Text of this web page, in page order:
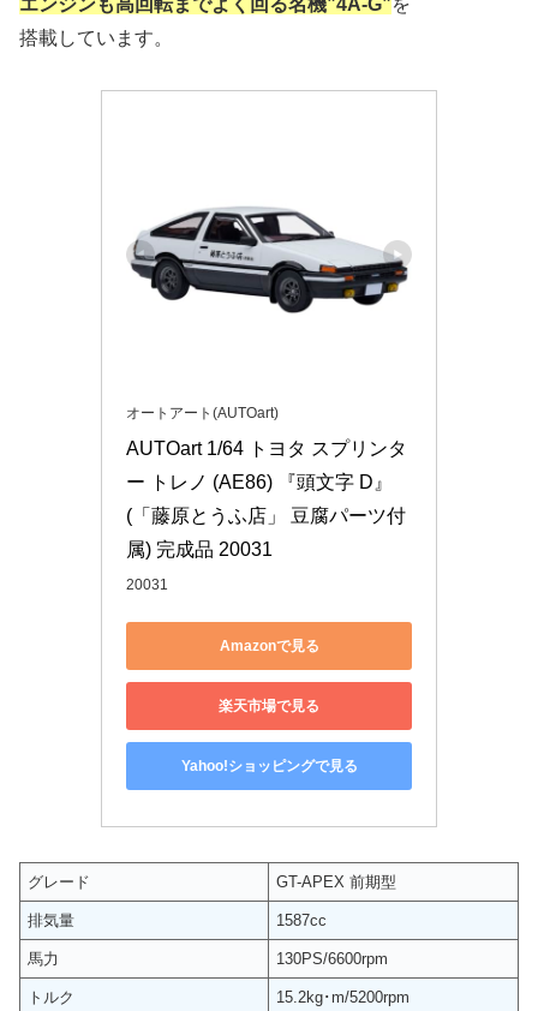
エンジンも高回転までよく回る名機”4A-G”を
搭載しています。
オートアート(AUTOart)
AUTOart 1/64 トヨタ スプリンタ
ー トレノ (AE86) 『頭文字 D』
(「藤原とうふ店」 豆腐パーツ付
属) 完成品 20031
20031
Amazonで見る
楽天市場で見る
Yahoo!ショッピングで見る
グレード GT-APEX 前期型
排気量 1587cc
馬力 130PS/6600rpm
トルク 15.2kg･m/5200rpm